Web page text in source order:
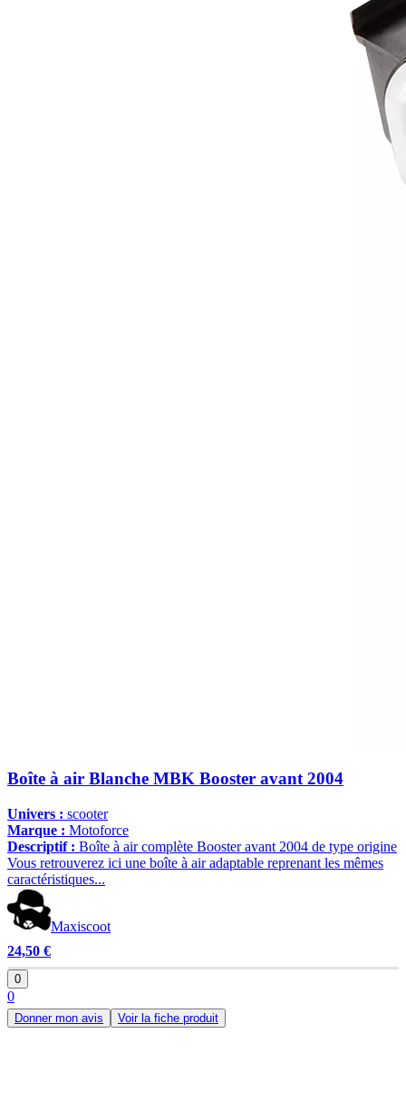
Boîte à air Blanche MBK Booster avant 2004
Univers : scooter
Marque : Motoforce
Descriptif : Boîte à air complète Booster avant 2004 de type origine
Vous retrouverez ici une boîte à air adaptable reprenant les mêmes
caractéristiques...
Maxiscoot
24,50 €
0
0
Donner mon avis Voir la fiche produit